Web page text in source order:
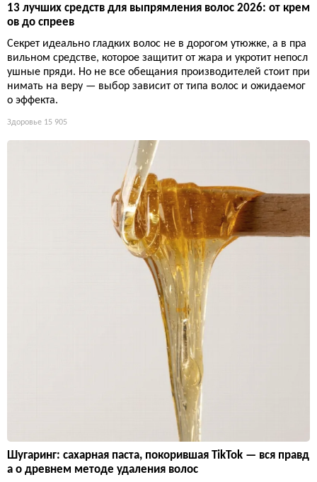
13 лучших средств для выпрямления волос 2026: от крем
ов до спреев
Секрет идеально гладких волос не в дорогом утюжке, а в пра
вильном средстве, которое защитит от жара и укротит непосл
ушные пряди. Но не все обещания производителей стоит при
нимать на веру — выбор зависит от типа волос и ожидаемог
о эффекта.
Здоровье 15 905
Шугаринг: сахарная паста, покорившая TikTok — вся правд
а о древнем методе удаления волос